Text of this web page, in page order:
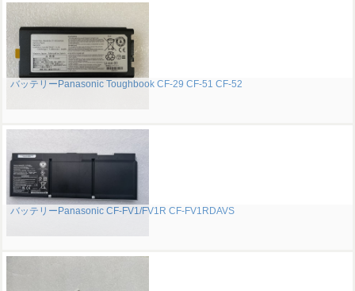
バッテリーPanasonic Toughbook CF-29 CF-51 CF-52
バッテリーPanasonic CF-FV1/FV1R CF-FV1RDAVS